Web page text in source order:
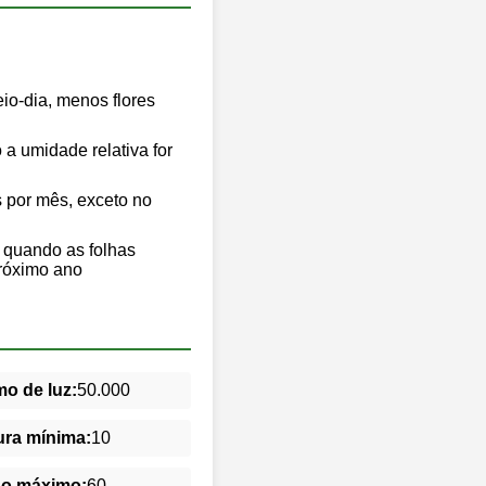
dia, menos flores
a umidade relativa for
mês, exceto no
as folhas
ano
de luz:50.000
mínima:10